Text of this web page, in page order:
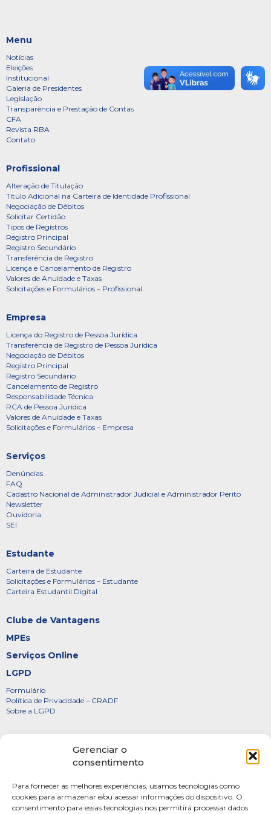
Gerenciar o
consentimento
Para fornecer as melhores experiências, usamos tecnologias como
cookies para armazenar e/ou acessar informações do dispositivo. O
consentimento para essas tecnologias nos permitirá processar dados
Menu
Notícias
Eleições
Institucional
Galeria de Presidentes
Legislação
Transparência e Prestação de Contas
CFA
Revista RBA
Contato
Profissional
Alteração de Titulação
Título Adicional na Carteira de Identidade Profissional
Negociação de Débitos
Solicitar Certidão
Tipos de Registros
Registro Principal
Registro Secundário
Transferência de Registro
Licença e Cancelamento de Registro
Valores de Anuidade e Taxas
Solicitações e Formulários – Profissional
Empresa
Licença do Registro de Pessoa Jurídica
Transferência de Registro de Pessoa Jurídica
Negociação de Débitos
Registro Principal
Registro Secundário
Cancelamento de Registro
Responsabilidade Técnica
RCA de Pessoa Jurídica
Valores de Anuidade e Taxas
Solicitações e Formulários – Empresa
Serviços
Denúncias
FAQ
Cadastro Nacional de Administrador Judicial e Administrador Perito
Newsletter
Ouvidoria
SEI
Estudante
Carteira de Estudante
Solicitações e Formulários – Estudante
Carteira Estudantil Digital
Clube de Vantagens
MPEs
Serviços Online
LGPD
Formulário
Política de Privacidade – CRADF
Sobre a LGPD
Diretoria
FOTOS